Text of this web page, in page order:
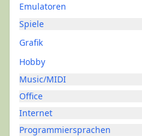
Emulatoren
Spiele
Grafik
Hobby
Music/MIDI
Office
Internet
Programmiersprachen